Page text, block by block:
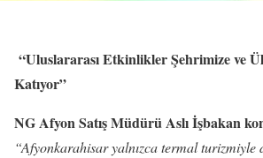
“Uluslararası Etkinlikler Şehrimize ve
Katıyor”
NG Afyon Satış Müdürü Aslı İşbakan
“Afyonkarahisar yalnızca termal turizmiyle